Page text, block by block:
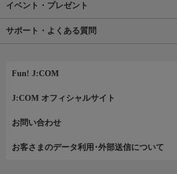
イベント・プレゼント
サポート・よくある質問
Fun! J:COM
J:COM オフィシャルサイト
お問い合わせ
お客さまのデータ利用･外部送信について